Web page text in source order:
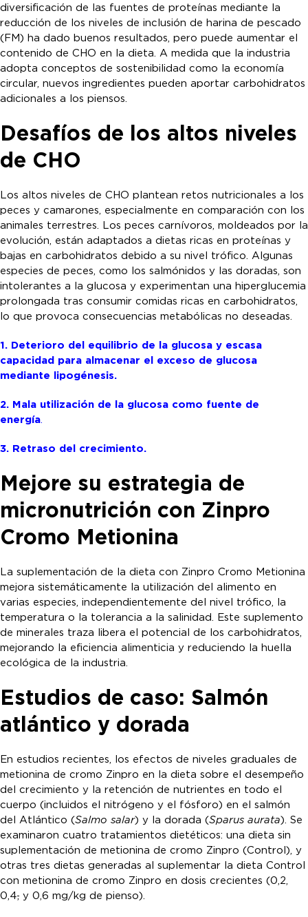
diversificación de las fuentes de proteínas mediante la
reducción de los niveles de inclusión de harina de pescado
(FM) ha dado buenos resultados, pero puede aumentar el
contenido de CHO en la dieta. A medida que la industria
adopta conceptos de sostenibilidad como la economía
circular, nuevos ingredientes pueden aportar carbohidratos
adicionales a los piensos.
Desafíos de los altos niveles
de CHO
Los altos niveles de CHO plantean retos nutricionales a los
peces y camarones, especialmente en comparación con los
animales terrestres. Los peces carnívoros, moldeados por la
evolución, están adaptados a dietas ricas en proteínas y
bajas en carbohidratos debido a su nivel trófico. Algunas
especies de peces, como los salmónidos y las doradas, son
intolerantes a la glucosa y experimentan una hiperglucemia
prolongada tras consumir comidas ricas en carbohidratos,
lo que provoca consecuencias metabólicas no deseadas.
1. Deterioro del equilibrio de la glucosa y escasa
capacidad para almacenar el exceso de glucosa
mediante lipogénesis.
2. Mala utilización de la glucosa como fuente de
energía.
3. Retraso del crecimiento.
Mejore su estrategia de
micronutrición con Zinpro
Cromo Metionina
La suplementación de la dieta con Zinpro Cromo Metionina
mejora sistemáticamente la utilización del alimento en
varias especies, independientemente del nivel trófico, la
temperatura o la tolerancia a la salinidad. Este suplemento
de minerales traza libera el potencial de los carbohidratos,
mejorando la eficiencia alimenticia y reduciendo la huella
ecológica de la industria.
Estudios de caso: Salmón
atlántico y dorada
En estudios recientes, los efectos de niveles graduales de
metionina de cromo Zinpro en la dieta sobre el desempeño
del crecimiento y la retención de nutrientes en todo el
cuerpo (incluidos el nitrógeno y el fósforo) en el salmón
del Atlántico (Salmo salar) y la dorada (Sparus aurata). Se
examinaron cuatro tratamientos dietéticos: una dieta sin
suplementación de metionina de cromo Zinpro (Control), y
otras tres dietas generadas al suplementar la dieta Control
con metionina de cromo Zinpro en dosis crecientes (0,2,
0,4, y 0,6 mg/kg de pienso).